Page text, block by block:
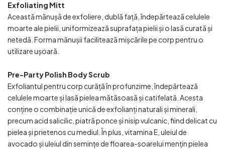
Exfoliating Mitt
Această mănușă de exfoliere, dublă față, îndepărtează celulele
moarte ale pielii, uniformizează suprafața pielii și o lasă curată și
netedă. Forma mănușii facilitează mișcările pe corp pentru o
utilizare ușoară.
Pre-Party Polish Body Scrub
Exfoliantul pentru corp curăță în profunzime, îndepărtează
celulele moarte și lasă pielea mătăsoasă și catifelată. Acesta
conține o combinație unică de exfolianți naturali și minerali,
precum acid salicilic, piatră ponce și nisip vulcanic, fiind delicat cu
pielea și prietenos cu mediul. În plus, vitamina E, uleiul de
avocado și uleiul din semințe de floarea-soarelui mențin pielea